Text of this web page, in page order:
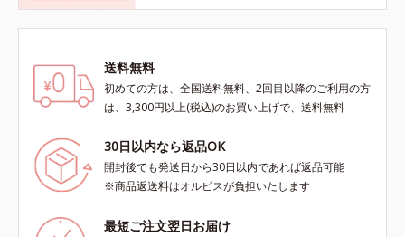
送料無料
初めての方は、全国送料無料、2回目以降のご利用の方
は、3,300円以上(税込)のお買い上げで、送料無料
30日以内なら返品OK
開封後でも発送日から30日以内であれば返品可能
※商品返送料はオルビスが負担いたします
最短ご注文翌日お届け